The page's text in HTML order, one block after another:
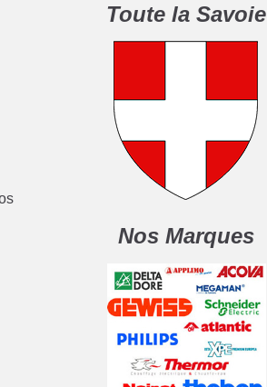
Toute la Savoie
Nos Marques